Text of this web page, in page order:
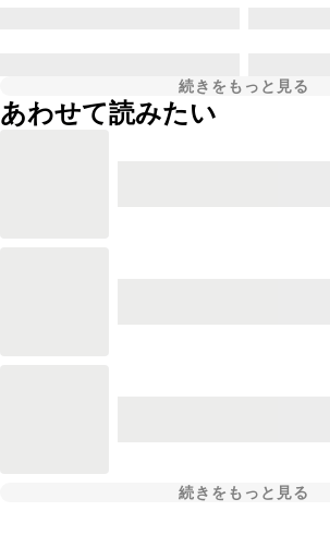
続きをもっと見る
あわせて読みたい
続きをもっと見る